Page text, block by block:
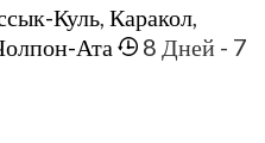
Куль,Каракол,
Ата 8 Дней - 7